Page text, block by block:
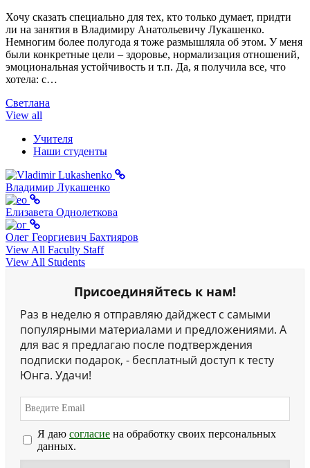
Хочу сказать специально для тех, кто только думает, придти
ли на занятия в Владимиру Анатольевичу Лукашенко.
Немногим более полугода я тоже размышляла об этом. У меня
были конкретные цели – здоровье, нормализация отношений,
эмоциональная устойчивость и т.п. Да, я получила все, что
хотела: с…
Светлана
View all
Учителя
Наши студенты
Владимир Лукашенко
Елизавета Однолеткова
Олег Георгиевич Бахтияров
View All Faculty Staff
View All Students
Присоединяйтесь к нам!
Раз в неделю я отправляю дайджест с самыми
популярными материалами и предложениями. А
для вас я предлагаю после подтверждения
подписки подарок, - бесплатный доступ к тесту
Юнга. Удачи!
Я даю согласие на обработку своих персональных
данных.